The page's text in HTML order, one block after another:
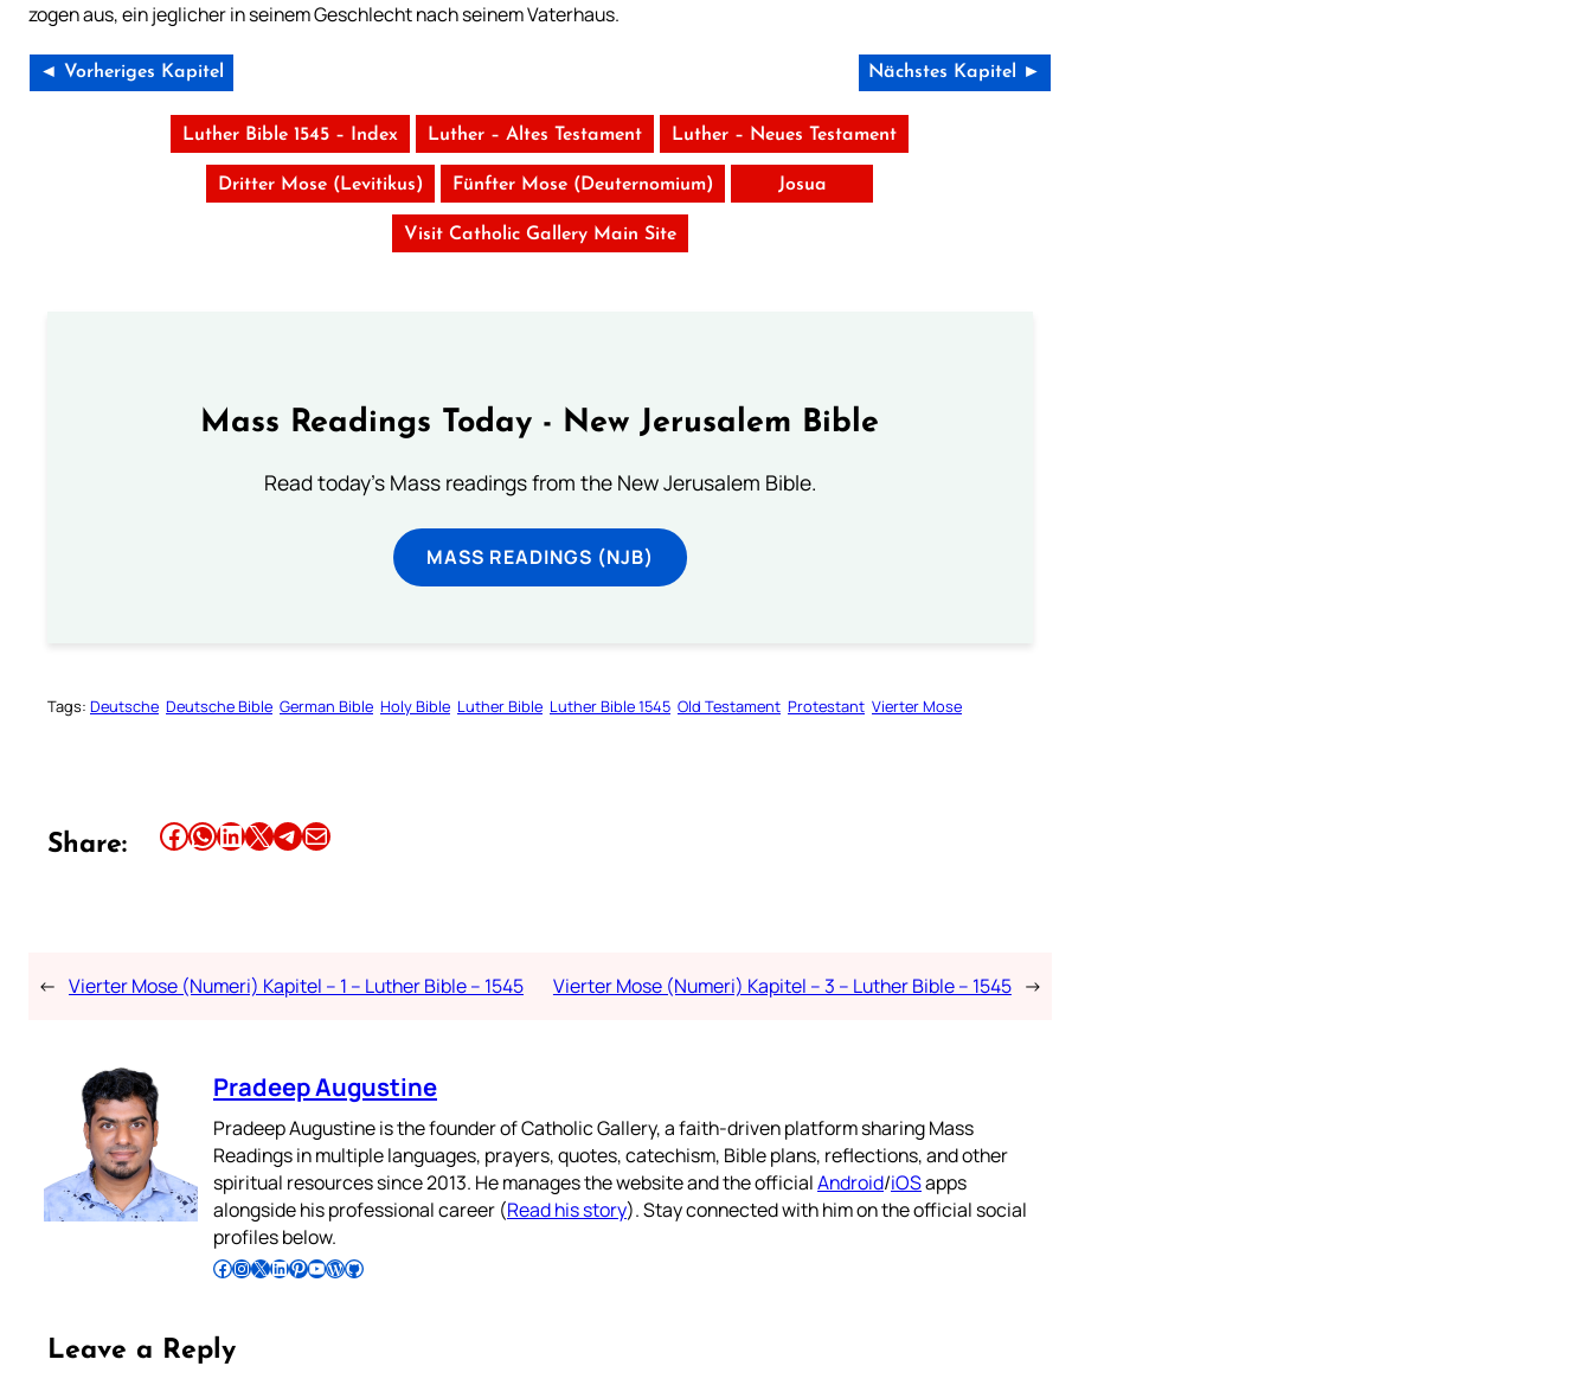
zogen aus, ein jeglicher in seinem Geschlecht nach seinem Vaterhaus.
◄ Vorheriges Kapitel Nächstes Kapitel ►
Luther Bible 1545 – Index Luther – Altes Testament Luther – Neues Testament
Dritter Mose (Levitikus) Fünfter Mose (Deuternomium) Josua
Visit Catholic Gallery Main Site
Mass Readings Today - New Jerusalem Bible
Read today's Mass readings from the New Jerusalem Bible.
MASS READINGS (NJB)
Tags: Deutsche Deutsche Bible German Bible Holy Bible Luther Bible Luther Bible 1545 Old Testament Protestant Vierter Mose
Share: Share this article on Facebook Share this article on WhatsApp Share this article on LinkedIn Share this article on X Share this article on TelegramEmail this Article
← Vierter Mose (Numeri) Kapitel – 1 – Luther Bible – 1545 Vierter Mose (Numeri) Kapitel – 3 – Luther Bible – 1545 →
Pradeep Augustine
Pradeep Augustine is the founder of Catholic Gallery, a faith-driven platform sharing Mass
Readings in multiple languages, prayers, quotes, catechism, Bible plans, reflections, and other
spiritual resources since 2013. He manages the website and the officialAndroid/iOSapps
alongside his professional career (Read his story). Stay connected with him on the official social
profiles below.
Follow Pradeep on Facebook Follow Pradeep on InstagramFollow Pradeep on X Follow Pradeep on LinkedIn Follow Pradeep on Pinterest Subscribe to Pradeep’s Youtube Channel Follow Pradeep on WordPress Follow Pradeep on GitHub
Leave a Reply